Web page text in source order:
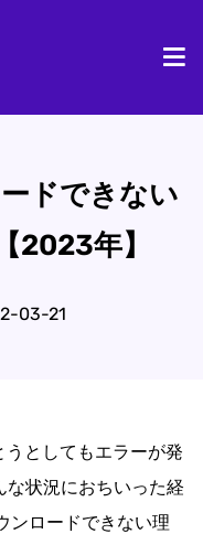
ドできない
2023年】
03-21
としてもエラーが発
状況におちいった経
ンロードできない理